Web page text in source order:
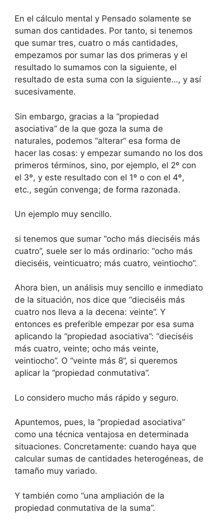
En el cálculo mental y Pensado solamente se
suman dos cantidades. Por tanto, si tenemos
que sumar tres, cuatro o más cantidades,
empezamos por sumar las dos primeras y el
resultado lo sumamos con la siguiente, el
resultado de esta suma con la siguiente…, y así
sucesivamente.
Sin embargo, gracias a la “propiedad
asociativa” de la que goza la suma de
naturales, podemos “alterar” esa forma de
hacer las cosas: y empezar sumando no los dos
primeros términos, sino, por ejemplo, el 2º con
el 3º, y este resultado con el 1º o con el 4º,
etc., según convenga; de forma razonada.
Un ejemplo muy sencillo.
si tenemos que sumar “ocho más dieciséis más
cuatro”, suele ser lo más ordinario: “ocho más
dieciséis, veinticuatro; más cuatro, veintiocho”.
Ahora bien, un análisis muy sencillo e inmediato
de la situación, nos dice que “dieciséis más
cuatro nos lleva a la decena: veinte”. Y
entonces es preferible empezar por esa suma
aplicando la “propiedad asociativa”: “dieciséis
más cuatro, veinte; ocho más veinte,
veintiocho”. O “veinte más 8”, si queremos
aplicar la “propiedad conmutativa”.
Lo considero mucho más rápido y seguro.
Apuntemos, pues, la “propiedad asociativa”
como una técnica ventajosa en determinada
situaciones. Concretamente: cuando haya que
calcular sumas de cantidades heterogéneas, de
tamaño muy variado.
Y también como “una ampliación de la
propiedad conmutativa de la suma”.